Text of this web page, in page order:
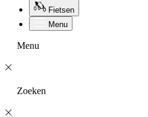
Fietsen
Menu
Menu
Zoeken